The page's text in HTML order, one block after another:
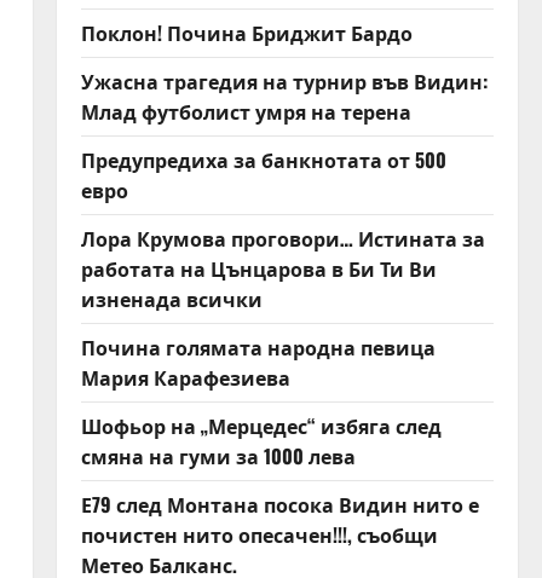
Поклон! Почина Бриджит Бардо
Ужасна трагедия на турнир във Видин:
Млад футболист умря на терена
Предупредиха за банкнотата от 500
евро
Лора Крумова проговори… Истината за
работата на Цънцарова в Би Ти Ви
изненада всички
Почина голямата народна певица
Мария Карафезиева
Шофьор на „Мерцедес“ избяга след
смяна на гуми за 1000 лева
Е79 след Монтана посока Видин нито е
почистен нито опесачен!!!, съобщи
Метео Балканс.